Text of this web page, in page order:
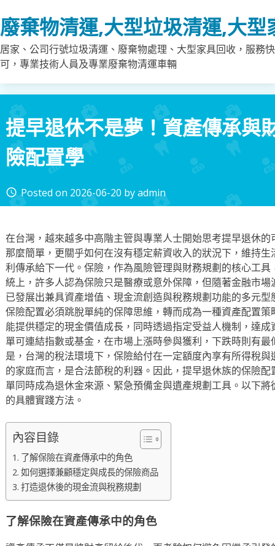
to
content
廢棄物清運,大型垃圾清運,大
居家、公司行號垃圾清運、廢棄物處理、大型家具回收，服務
可，專業技術人員及專業廢棄物清運車輛
提早退休不是夢！資產傳承與
險配置學
access_time Posted on 2026-06-20 byadmin
在台灣，越來越多中高階主管與專業人士開始思考提早退休
那麼簡單，更關乎如何在沒有穩定薪資收入的狀況下，維持
利傳承給下一代。保險，作為風險管理與財務規劃的核心工
統上，許多人認為保險只是醫療或意外保障，但隨著金融市
已發展出兼具資產增值、現金流創造與稅務規劃功能的多元
保險配置必須跳脫單純的保障思維，轉而成為一種資產配置
能提供穩定的現金價值成長，同時透過指定受益人機制，達
單可連結指數或基金，在市場上漲時參與獲利，下跌時則有
是，台灣的稅法環境下，保險給付在一定額度內享有所得稅
的家庭而言，是合法節稅的利器。因此，提早退休族的保險
單同時成為退休金來源、緊急預備金與遺產規劃工具。以下
的具體實踐方法。
內容目錄
了解保險在資產傳承中的角色
如何選擇兼顧穩定與成長的保險商品
打造退休後的現金流與稅務規劃
了解保險在資產傳承中的角色